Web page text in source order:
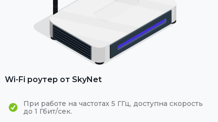
Wi-Fi роутер от SkyNet
При работе на частотах 5 ГГц, доступна скорость
до 1 Гбит/сек.